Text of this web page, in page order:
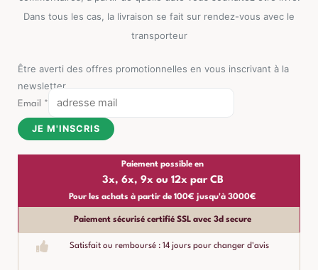
Dans tous les cas, la livraison se fait sur rendez-vous avec le
transporteur
Être averti des offres promotionnelles en vous inscrivant à la
newsletter
Email *
JE M'INSCRIS
Paiement possible en
3x, 6x, 9x ou 12x par CB
Pour les achats à partir de 100€ jusqu'à 3000€
Paiement sécurisé certifié SSL avec 3d secure
Satisfait ou remboursé : 14 jours pour changer d'avis